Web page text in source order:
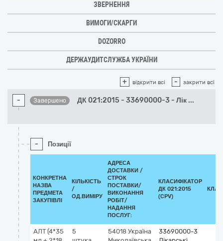
ЗВЕРНЕННЯ
ВИМОГИ/СКАРГИ
DOZORRO
ДЕРЖАУДИТСЛУЖБА УКРАЇНИ
+ відкрити всі - закрити всі
- Завершено ДК 021:2015 - 33690000-3 - Лік ...
- Позиції
КОНКРЕТНА
НАЗВА
ПРЕДМЕТА
ЗАКУПІВЛІ
КІЛЬКІСТЬ
/
ОД.ВИМІРУ
АДРЕСА
ДОСТАВКИ /
СТРОК
ПОСТАВКИ/
ВИКОНАННЯ
РОБІТ/
НАДАННЯ
ПОСЛУГ:
КЛАСИФІКАТОР
ДК 021:2015
(CPV)
АЛТ (4*35
5
54018 Україна
33690000-3